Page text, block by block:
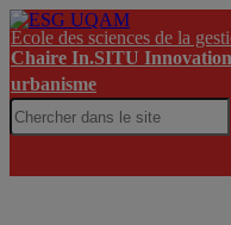
École des sciences de la
Chaire In.SITU
urbanisme